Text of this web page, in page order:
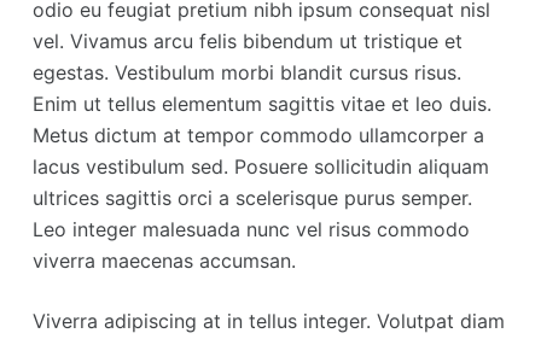
odio eu feugiat pretium nibh ipsum consequat nisl
vel. Vivamus arcu felis bibendum ut tristique et
egestas. Vestibulum morbi blandit cursus risus.
Enim ut tellus elementum sagittis vitae et leo duis.
Metus dictum at tempor commodo ullamcorper a
lacus vestibulum sed. Posuere sollicitudin aliquam
ultrices sagittis orci a scelerisque purus semper.
Leo integer malesuada nunc vel risus commodo
viverra maecenas accumsan.
Viverra adipiscing at in tellus integer. Volutpat diam